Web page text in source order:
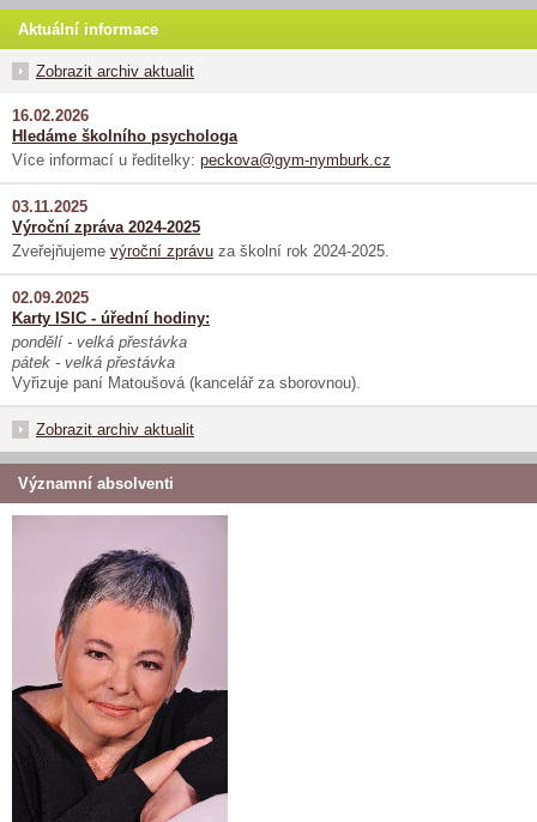
Aktuální informace
Zobrazit archiv aktualit
16.02.2026
Hledáme školního psychologa
Více informací u ředitelky: peckova@gym-nymburk.cz
03.11.2025
Výroční zpráva 2024-2025
Zveřejňujeme výroční zprávu za školní rok 2024-2025.
02.09.2025
Karty ISIC - úřední hodiny:
pondělí - velká přestávka
pátek - velká přestávka
Vyřizuje paní Matoušová (kancelář za sborovnou).
Zobrazit archiv aktualit
Významní absolventi